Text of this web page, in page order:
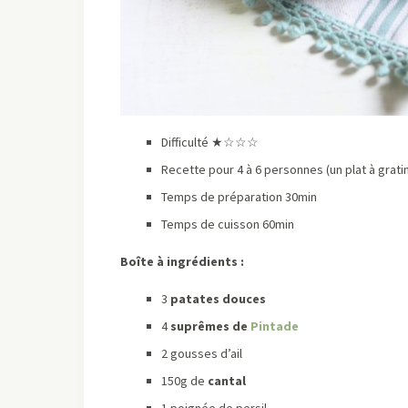
Difficulté ★☆☆☆
Recette pour 4 à 6 personnes (un plat à
Temps de préparation 30min
Temps de cuisson 60min
Boîte à ingrédients :
3 patates douces
4suprêmes de Pintade
2 gousses d’ail
150g de cantal